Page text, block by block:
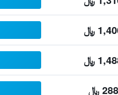
﷼
﷼
288 ﷼